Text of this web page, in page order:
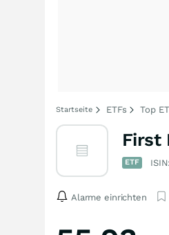
Startseite ETFs Top
First
ETF ISIN:
Alarme einrichten